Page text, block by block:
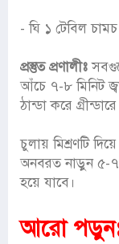
- ঘি ১ টেবিল
প্রস্তুত প্রণালীঃ
আঁচে ৭-৮ মিনিট
ঠান্ডা করে
চুলায় মিশ্রণটি
অনবরত নাড়ুন ৫-৭
হয়ে যাবে।
আরো